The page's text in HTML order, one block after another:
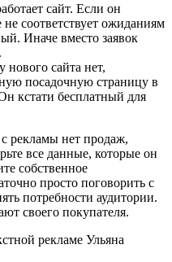
сайт. Если он
соответствует ожиданиям
Иначе вместо заявок
нового сайта нет,
посадочную страницу в
кстати бесплатный для
с рекламы нет продаж,
все данные, которые он
собственное
просто поговорить с
потребности аудитории.
своего покупателя.
рекламе Ульяна